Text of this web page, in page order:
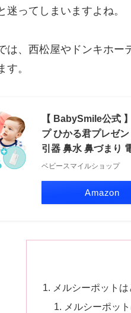
迷ってしまいますよね。
は、西松屋やドンキホー
す。
【 BabySmile公式
プ ひかる君プレゼ
引器 鼻水 鼻づまり
ベビースマイルショップ
Amazon
メルシーポット
メルシーポッ